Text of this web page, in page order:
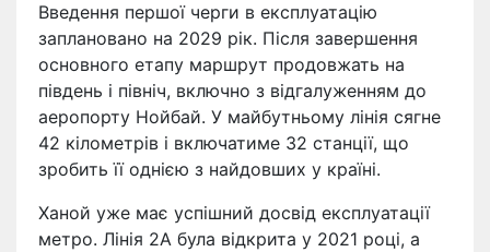
Введення першої черги в експлуатацію
заплановано на 2029 рік. Після завершення
основного етапу маршрут продовжать на
південь і північ, включно з відгалуженням до
аеропорту Нойбай. У майбутньому лінія сягне
42 кілометрів і включатиме 32 станції, що
зробить її однією з найдовших у країні.
Ханой уже має успішний досвід експлуатації
метро. Лінія 2А була відкрита у 2021 році, а